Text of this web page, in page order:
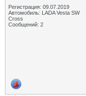
Регистрация: 09.07.2019
Автомобиль: LADA Vesta SW
Cross
Сообщений: 2